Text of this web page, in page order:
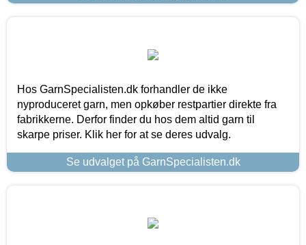
Hos GarnSpecialisten.dk forhandler de ikke
nyproduceret garn, men opkøber restpartier direkte fra
fabrikkerne. Derfor finder du hos dem altid garn til
skarpe priser. Klik her for at se deres udvalg.
Se udvalget på GarnSpecialisten.dk